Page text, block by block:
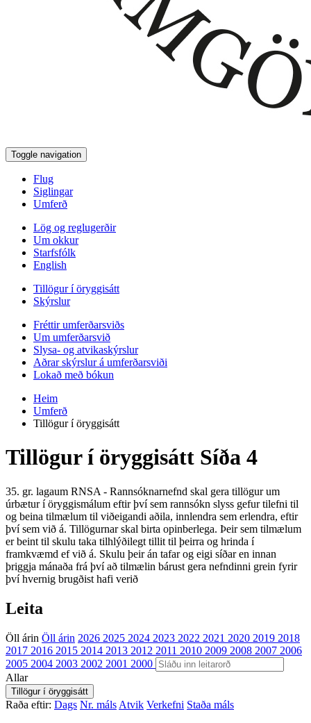
Toggle navigation
Flug
Siglingar
Umferð
Lög og reglugerðir
Um okkur
Starfsfólk
English
Tillögur í öryggisátt
Skýrslur
Fréttir umferðarsviðs
Um umferðarsvið
Slysa- og atvikaskýrslur
Aðrar skýrslur á umferðarsviði
Lokað með bókun
Heim
Umferð
Tillögur í öryggisátt
Tillögur í öryggisátt Síða 4
35. gr. lagaum RNSA - Rannsóknarnefnd skal gera tillögur um
úrbætur í öryggismálum eftir því sem rannsókn slyss gefur tilefni til
og beina tilmælum til viðeigandi aðila, innlendra sem erlendra, eftir
því sem við á. Tillögurnar skal birta opinberlega. Þeir sem tilmælum
er beint til skulu taka tilhlýðilegt tillit til þeirra og hrinda í
framkvæmd ef við á. Skulu þeir án tafar og eigi síðar en innan
þriggja mánaða frá því að tilmælin bárust gera nefndinni grein fyrir
því hvernig brugðist hafi verið
Leita
Öll árin Öll árin 2026 2025 2024 2023 2022 2021 2020 2019 2018
2017 2016 2015 2014 2013 2012 2011 2010 2009 2008 2007 2006
2005 2004 2003 2002 2001 2000
Allar
Raða eftir: Dags Nr. máls Atvik Verkefni Staða máls